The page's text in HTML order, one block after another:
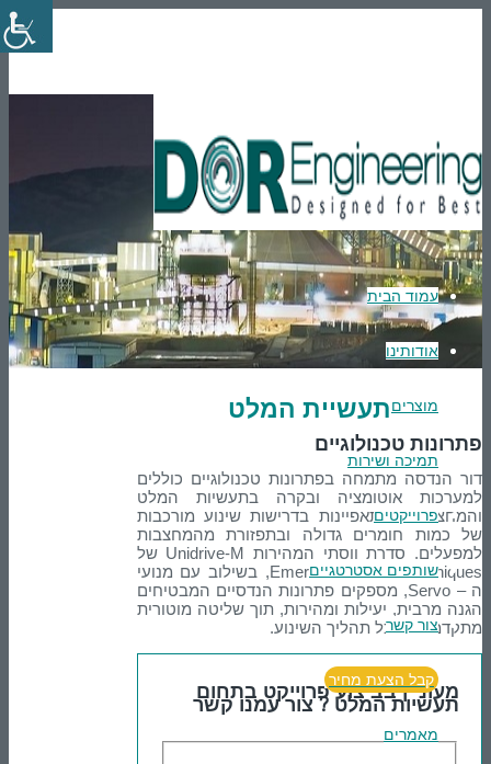
עמוד הבית
אודותינו
מוצרים
תמיכה ושירות
פרוייקטים
שותפים אסטרטגיים
צור קשר
קבל הצעת מחיר
מאמרים
תעשיית המלט
פתרונות טכנולוגיים
דור הנדסה מתמחה בפתרונות טכנולוגיים כוללים
למערכות אוטומציה ובקרה בתעשיות המלט
והמחצבים המתאפיינות בדרישות שינוע מורכבות
של כמות חומרים גדולה ובתפזורת מהמחצבות
למפעלים. סדרת ווסתי המהירות Unidrive-M של
Emerson Control Techniques, בשילוב עם מנועי
ה – Servo, מספקים פתרונות הנדסיים המבטיחים
הגנה מרבית, יעילות ומהירות, תוך שליטה מוטורית
מתקדמת על כל תהליך השינוע.
מעוניין בביצוע פרוייקט בתחום
תעשיות המלט ? צור עמנו קשר